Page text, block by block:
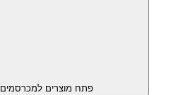
פתח מוצרים למכרסמים